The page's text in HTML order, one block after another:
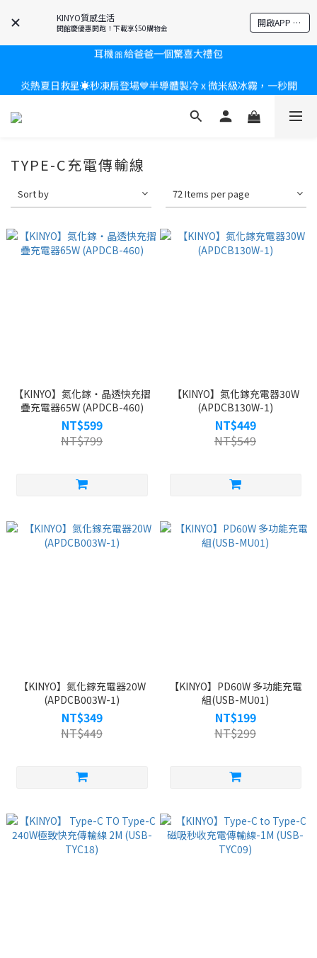
KINYO質感生活
開館慶優惠開跑！下載享$50購物金 開啟APP 享隱藏優惠
爸氣有禮賞🎁全館任2件9折✨刮鬍刀、按摩家電、電動牙刷、藍芽
耳機🎀給爸爸一個驚喜大禮包
炎熱夏日救星☀️秒凍扇登場💙半導體製冷 x 微米級冰霧，一秒開
凍，熱感歸零！
新會員送$100購物金✨再享消費回饋無極限
TYPE-C充電傳輸線
Sort by 72 Items per page
【KINYO】氮化鎵‧晶透快充摺
疊充電器65W (APDCB-460)
NT$599
NT$799
【KINYO】氮化鎵充電器30W
(APDCB130W-1)
NT$449
NT$549
【KINYO】氮化鎵充電器20W
(APDCB003W-1)
NT$349
NT$449
【KINYO】PD60W 多功能充電
組(USB-MU01)
NT$199
NT$299